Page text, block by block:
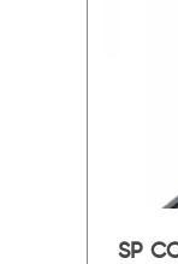
SP